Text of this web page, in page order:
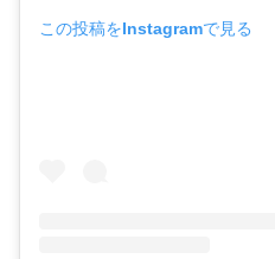
この投稿をInstagramで見る